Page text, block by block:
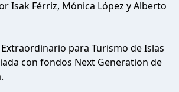
Isak Férriz, Mónica López y Alberto
para Turismo de Islas
con fondos Next Generation de